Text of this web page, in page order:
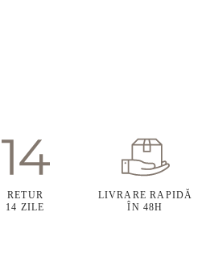
RETUR
14 ZILE
LIVRARE RAPIDĂ
ÎN 48H